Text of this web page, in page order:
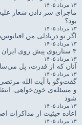
۱۳ مرداد ۱۴۰۵
ماجرای سر دادن شعار
بود؟
۱۳ مرداد ۱۴۰۵
اگر تو دریادلی من
۱۳ مرداد ۱۴۰۵
۳ سناریوی پیش روی ایران و آمریکا | محمدرضا طالبی‌نژاد
۱۳ مرداد ۱۴۰۵
آنان که از قدرت، پل
۱۳ مرداد ۱۴۰۵
گفت‌وگو با آیت الله
و مسئله‌ی خون‌خواهی:
شود
۱۳ مرداد ۱۴۰۵
اعاده حیثیت از مذاکرات
۱۳ مرداد ۱۴۰۵